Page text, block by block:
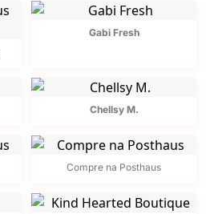
Gabi Fresh
Chellsy M.
Compre na Posthaus